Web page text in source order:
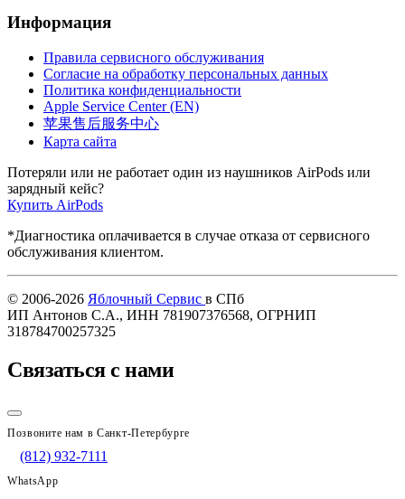
Информация
Правила сервисного обслуживания
Согласие на обработку персональных данных
Политика конфиденциальности
Apple Service Center (EN)
苹果售后服务中心
Карта сайта
Потеряли или не работает один из наушников AirPods или
зарядный кейс?
Купить AirPods
*Диагностика оплачивается в случае отказа от сервисного
обслуживания клиентом.
© 2006-2026 Яблочный Сервис в СПб
ИП Антонов С.А., ИНН 781907376568, ОГРНИП
318784700257325
Связаться с нами
Позвоните нам в Санкт-Петербурге
(812) 932-7111
WhatsApp